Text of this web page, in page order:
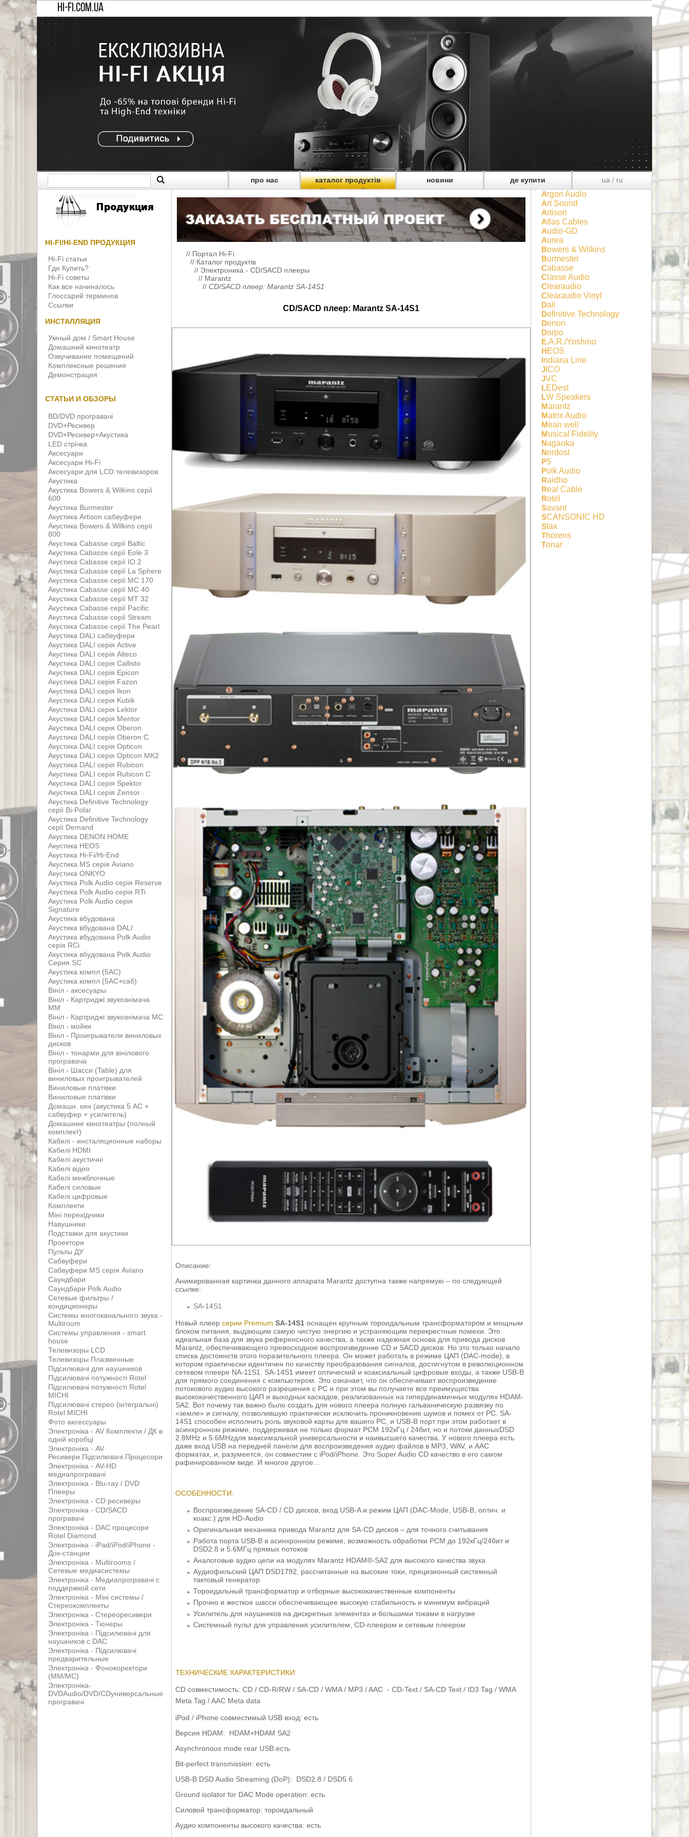
HI-FI.COM.UA
про нас каталог продуктів новини де купити ua/ ru
HI-FI/HI-END ПРОДУКЦИЯ
Hi-Fi статьи
Где Купить?
Hi-Fi советы
Как все начиналось
Глоссарий терминов
Ссылки
ИНСТАЛЛЯЦИЯ
Умный дом / Smart House
Домашний кинотеатр
Озвучивание помещений
Комплексные решения
Демонстрация
СТАТЬИ И ОБЗОРЫ
BD/DVD програвачі
DVD+Ресивер
DVD+Ресивер+Акустика
LED стрічка
Аксесуари
Аксесуари Hi-Fi
Аксесуари для LCD телевизоров
Акустика
Акустика Bowers & Wilkins серії
600
Акустика Burmester
Акустика Artison сабвуфери
Акустика Bowers & Wilkins серії
800
Акустика Cabasse серії Baltic
Акустика Cabasse серії Eole 3
Акустика Cabasse серії IO 2
Акустика Cabasse серії La Sphere
Акустика Cabasse серії MC 170
Акустика Cabasse серії MC 40
Акустика Cabasse серії MT 32
Акустика Cabasse серії Pacific
Акустика Cabasse серії Stream
Акустика Cabasse серії The Pearl
Акустика DALI сабвуфери
Акустика DALI серія Active
Акустика DALI серія Alteco
Акустика DALI серія Callisto
Акустика DALI серія Epicon
Акустика DALI серія Fazon
Акустика DALI серія Ikon
Акустика DALI серія Kubik
Акустика DALI серія Lektor
Акустика DALI серія Mentor
Акустика DALI серія Oberon
Акустика DALI серія Oberon С
Акустика DALI серія Opticon
Акустика DALI серія Opticon MK2
Акустика DALI серія Rubicon
Акустика DALI серія Rubicon С
Акустика DALI серія Spektor
Акустика DALI серія Zensor
Акустика Definitive Technology
серії Bi-Polar
Акустика Definitive Technology
серії Demand
Акустика DENON HOME
Акустика HEOS
Акустика Hi-Fi/Hi-End
Акустика MS серія Aviano
Акустика ONKYO
Акустика Polk Audio серія Reserve
Акустика Polk Audio серія RTi
Акустика Polk Audio серія
Signature
Акустика вбудована
Акустика вбудована DALI
Акустика вбудована Polk Audio
серія RCi
Акустика вбудована Polk Audio
Серия SC
Акустика компл (5АС)
Акустика компл (5АС+саб)
Вініл - аксесуары
Вініл - Картриджі звукознімача
MM
Вініл - Картриджі звукознімача MС
Вініл - мойки
Вініл - Проигрыватели виниловых
дисков
Вініл - тонарми для вінілового
програвача
Вініл - Шасси (Table) для
виниловых проигрывателей
Виниловые платівки
Виниловые платівки
Домашн. кин (акустика 5 АС +
сабвуфер + усилитель)
Домашние кинотеатры (полный
комплект)
Кабелі - инсталяционные наборы
Кабелі HDMI
Кабелі акустичні
Кабелі відео
Кабелі межблочные
Кабелі силовые
Кабелі цифровые
Комплекти
Міні перехідники
Навушники
Подставки для акустики
Проектори
Пульты ДУ
Сабвуфери
Сабвуфери MS серія Aviano
Саундбари
Саундбари Polk Audio
Сетевые фильтры /
кондиционеры
Системы многоканального звука -
Multiroom
Системы управления - smart
house
Телевизоры LCD
Телевизоры Плазменные
Підсилювачі для наушников
Підсилювачі потужності Rotel
Підсилювачі потужності Rotel
MICHI
Підсилювачі стерео (інтегральні)
Rotel MICHI
Фото аксессуары
Электроніка - AV Комплекти / ДК в
одній коробці
Электроніка - AV
Ресивери.Підсилювачі.Процесори
Электроніка - AV-HD
медиапрогравачі
Электроніка - Blu-ray / DVD
Плееры
Электроніка - CD ресиверы
Электроніка - CD/SACD
програвачі
Электроніка - DAC процесори
Rotel Diamond
Электроніка - iPad/iPod/iPhone -
Док-станции
Электроніка - Multirooms /
Сетевые медиасистемы
Электроніка - Медиапрогравачі с
поддержкой сети
Электроніка - Міні системы /
Стереокомплекты
Электроніка - Стереоресивери
Электроніка - Тюнеры
Электроніка - Підсилювачі для
наушников с DAC
Электроніка - Підсилювачі
предварительные
Электроніка - Фонокоректори
(MM/MC)
Электроніка-
DVDAudio/DVD/CDуниверсальные
програвачі
// Портал Hi-Fi
// Каталог продуктів
// Электроника - CD/SACD плееры
// Marantz
// CD/SACD плеер: Marantz SA-14S1
CD/SACD плеер: Marantz SA-14S1
Описание:
Анимированная картинка данного аппарата Marantz доступна также напрямую – по следующей
ссылке:
SA-14S1
Новый плеер серии Premium SA-14S1 оснащен крупным тороидальным трансформатором и мощным
блоком питания, выдающим самую чистую энергию и устраняющим перекрестные помехи. Это
идеальная база для звука референсного качества, а также надежная основа для привода дисков
Marantz, обеспечивающего превосходное воспроизведение CD и SACD дисков. Но это только начало
списка достоинств этого поразительного плеера. Он может работать в режиме ЦАП (DAC-mode), в
котором практически идентичен по качеству преобразования сигналов, достигнутом в революционном
сетевом плеере NA-11S1. SA-14S1 имеет оптический и коаксиальный цифровые входы, а также USB-B
для прямого соединения с компьютером. Это означает, что он обеспечивает воспроизведение
потокового аудио высокого разрешения с PC и при этом вы получаете все преимущества
высококачественного ЦАП и выходных каскадов, реализованных на гипердинамичных модулях HDAM-
SA2. Вот почему так важно было создать для нового плеера полную гальваническую развязку по
«земле» и сигналу, позволившую практически исключить проникновение шумов и помех от PC. SA-
14S1 способен исполнить роль звуковой карты для вашего PC, и USB-B порт при этом работает в
асинхронном режиме, поддерживая не только формат РСМ 192кГц / 24бит, но и потоки данныхDSD
2.8MHz и 5.6MHzдля максимальной универсальности и наивысшего качества. У нового плеера есть
даже вход USB на передней панели для воспроизведения аудио файлов в MP3, WAV, и AAC
форматах, и, разумеется, он совместим с iPod/iPhone. Это Super Audio CD качество в его самом
рафинированном виде. И многое другое...
ОСОБЕННОСТИ:
Воспроизведение SA-CD / CD дисков, вход USB-A и режим ЦАП (DAC-Mode, USB-B, оптич. и
коакс.) для HD-Audio
Оригинальная механика привода Marantz для SA-CD дисков – для точного считывания
Работа порта USB-B в асинхронном режиме, возможность обработки PCM до 192кГц/24бит и
DSD2.8 и 5.6МГц прямых потоков
Аналоговые аудио цепи на модулях Marantz HDAM®-SA2 для высокого качества звука
Аудиофильский ЦАП DSD1792, рассчитанные на высокие токи, прецизионный системный
тактовый генератор
Тороидальный трансформатор и отборные высококачественные компоненты
Прочно и жесткое шасси обеспечивающее высокую стабильность и минимум вибраций
Усилитель для наушников на дискретных элементах и большими токами в нагрузке
Системный пульт для управления усилителем, CD-плеером и сетевым плеером
ТЕХНИЧЕСКИЕ ХАРАКТЕРИСТИКИ:
CD совместимость: CD / CD-R/RW / SA-CD / WMA / MP3 / AAC - CD-Text / SA-CD Text / ID3 Tag / WMA
Meta Tag / AAC Meta data
iPod / iPhone совместимый USB вход: есть
Версия HDAM: HDAM+HDAM SA2
Asynchronous mode rear USB:есть
Bit-perfect transmission: есть
USB-B DSD Audio Streaming (DoP): DSD2.8 / DSD5.6
Ground isolator for DAC Mode operation: есть
Силовой трансформатор: тороидальный
Аудио компоненты высокого качества: есть
Argon Audio
Art Sound
Artison
Atlas Cables
Audio-GD
Aurea
Bowers & Wilkins
Burmester
Cabasse
Classe Audio
Clearaudio
Clearaudio Vinyl
Dali
Definitive Technology
Denon
Dorpo
E.A.R./Yoshino
HEOS
Indiana Line
JICO
JVC
LEDest
LW Speakers
Marantz
Matrix Audio
Mean well
Musical Fidelity
Nagaoka
Nordost
P5
Polk Audio
Raidho
Real Cable
Rotel
Savant
SCANSONIC HD
Stax
Thorens
Tonar